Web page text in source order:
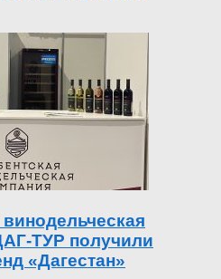
ТУР получили
«Дагестан»